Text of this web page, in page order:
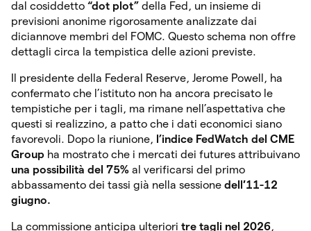
dal cosiddetto “dot plot” della Fed, un insieme di
previsioni anonime rigorosamente analizzate dai
diciannove membri del FOMC. Questo schema non offre
dettagli circa la tempistica delle azioni previste.
Il presidente della Federal Reserve, Jerome Powell, ha
confermato che l’istituto non ha ancora precisato le
tempistiche per i tagli, ma rimane nell’aspettativa che
questi si realizzino, a patto che i dati economici siano
favorevoli. Dopo la riunione, l’indice FedWatch del CME
Group ha mostrato che i mercati dei futures attribuivano
una possibilità del 75% al verificarsi del primo
abbassamento dei tassi già nella sessione dell′11-12
giugno.
La commissione anticipa ulteriori tre tagli nel 2026,